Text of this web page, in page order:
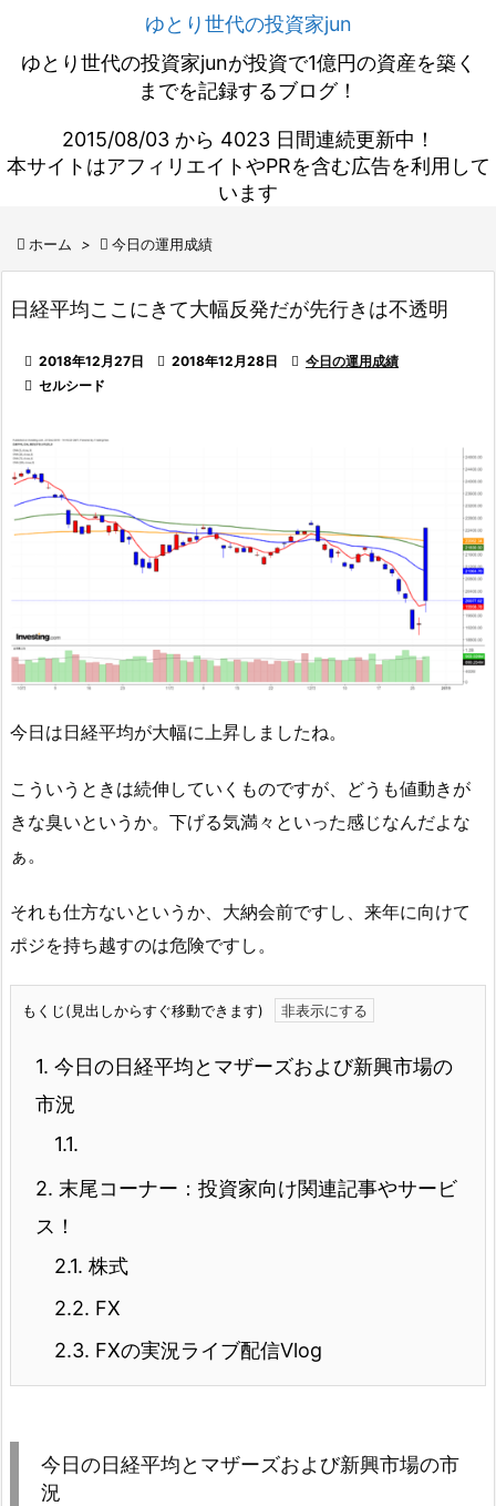
ゆとり世代の投資家jun
ゆとり世代の投資家junが投資で1億円の資産を築く
までを記録するブログ！
2015/08/03 から 4023 日間連続更新中！
本サイトはアフィリエイトやPRを含む広告を利用して
います
 ホーム >  今日の運用成績
日経平均ここにきて大幅反発だが先行きは不透明
 2018年12月27日  2018年12月28日  今日の運用成績
 セルシード
今日は日経平均が大幅に上昇しましたね。
こういうときは続伸していくものですが、どうも値動きが
きな臭いというか。下げる気満々といった感じなんだよな
ぁ。
それも仕方ないというか、大納会前ですし、来年に向けて
ポジを持ち越すのは危険ですし。
もくじ(見出しからすぐ移動できます)
1. 今日の日経平均とマザーズおよび新興市場の
市況
1.1.
2. 末尾コーナー：投資家向け関連記事やサービ
ス！
2.1. 株式
2.2. FX
2.3. FXの実況ライブ配信Vlog
今日の日経平均とマザーズおよび新興市場の市
況